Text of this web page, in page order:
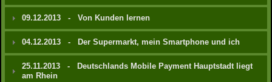
09.12.2013- Von Kunden lernen
04.12.2013- Der Supermarkt, mein Smartphone und ich
25.11.2013-
Deutschlands Mobile Payment Hauptstadt liegt
am Rhein